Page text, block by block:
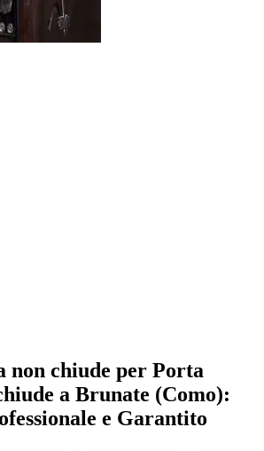
non chiude per Porta
a Brunate (Como):
e Garantito